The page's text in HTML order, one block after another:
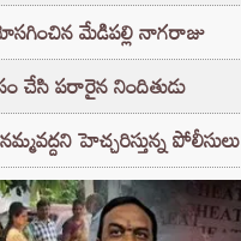
మేడిపల్లి నాగరాజు
చేసి పరారైన నిందితుడు
హెచ్చరిస్తున్న పోలీసులు